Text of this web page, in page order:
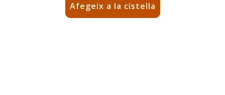
Afegeix a la cistella